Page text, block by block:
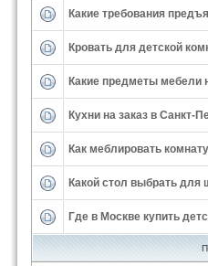
Какие требования
Кровать для детской
Какие предметы мебели
Кухни на заказ в Санкт-
Как меблировать
Какой стол выбрать для
Где в Москве купить